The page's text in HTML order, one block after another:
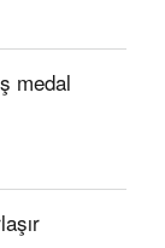
medal